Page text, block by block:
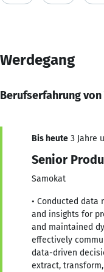
Werdegang
Berufserfahrung
Bis heute 3 Jahre
Senior
Samokat
• Conducted data
and insights for
and maintained
effectively
data-driven
extract,